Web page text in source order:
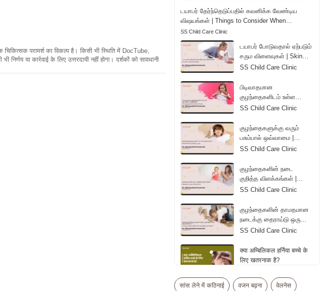
परामर्श का विकल्प है। किसी भी स्थिति में DocTube,
या कार्रवाई के लिए उत्तरदायी नहीं होगा। दर्शकों को सावधानी
டயாபர் தேர்ந்தெடுப்பதில் கவனிக்க வேண்டிய
விஷயங்கள் | Things to Consider When
Choosing a Diaper | Tamil
SS Child Care Clinic
டயாபர் போடுவதால் ஏற்படும்
சரும விளைவுகள் | Skin
Effects of Wearing
SS Child Care Clinic
பிடிவாதமான
குழந்தைகளிடம் உள்ள
ஆபத்தான அறிகுறிகள் |
Children's Tantrum | Tamil
SS Child Care Clinic
குழந்தைகளுக்கு வரும்
பசும்பால் ஒவ்வாமை |
Reason Behind Colic
SS Child Care Clinic
குழந்தைகளின் நடை
குறித்த விளக்கங்கள் |
Explanations About
SS Child Care Clinic
குழந்தைகளின் தாமதமான
நடைக்கு தைராய்டு ஒரு
காரணமா? | Is Thyroid a
Walking of Children? |
Tamil
SS Child Care Clinic
क्या अम्बिलिकल हर्निया बच्चे के
लिए खतरनाक है?
सांस लेने में कठिनाई वजन बढ़ना वेलनेस